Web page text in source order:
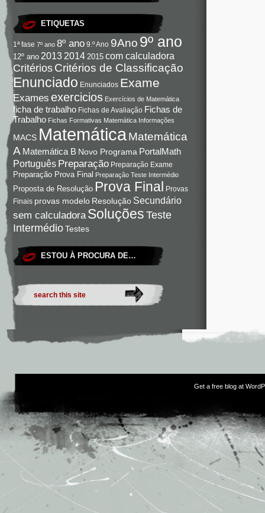
ETIQUETAS
1ª fase 7º ano 8º ano 9.º Ano 9Ano 9º ano
12º ano 2013 2014 2015 com calculadora
Critérios Critérios de Classificação
Enunciado Enunciados Exame
Exames exercicios Exercícios de Matemática
ficha de trabalho Fichas de Avaliação Fichas de
Trabalho Fichas Formativas Matemática Informações
MACS Matemática Matemática
A Matemática B Novo Programa PortalMath
Português Preparação Preparação Exame
Preparação Prova Final Preparação Teste Intermédio
Proposta de Resolução Prova Final Provas
Finais provas modelo Resolução Secundário
sem calculadora Soluções Teste
IntermédioTestes
ESTOU À PROCURA DE…
Get a free blog at